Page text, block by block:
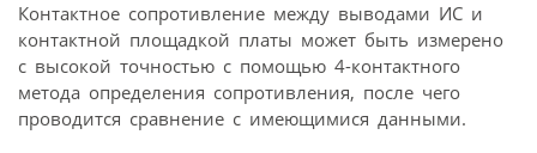
Контактное сопротивление между выводами ИС и
контактной площадкой платы может быть измерено
с высокой точностью с помощью 4-контактного
метода определения сопротивления, после чего
проводится сравнение с имеющимися данными.